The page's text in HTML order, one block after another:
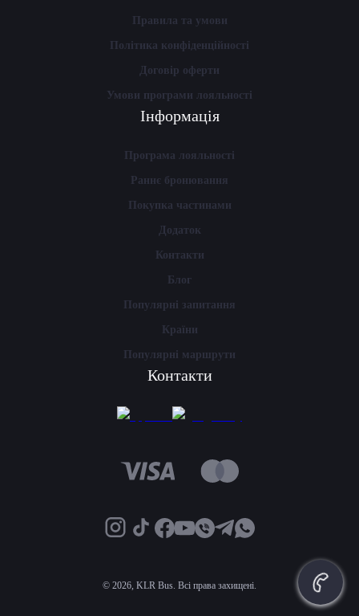
Правила та умови
Політика конфіденційності
Договір оферти
Умови програми лояльності
Інформація
Програма лояльності
Раннє бронювання
Покупка частинами
Додаток
Контакти
Блог
Популярні запитання
Країни
Популярні маршрути
Контакти
© 2026, KLR Bus. Всі права захищені.